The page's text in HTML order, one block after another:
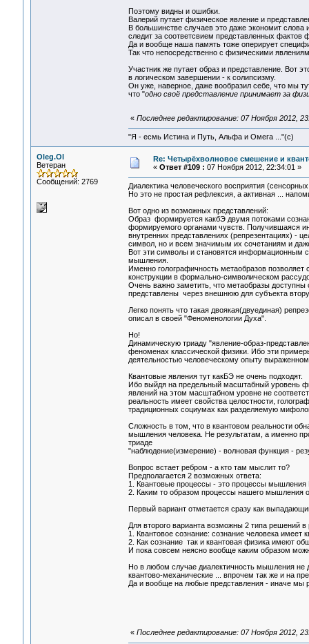
Поэтому видны и ошибки.
Валерий путает физическое явление и
В большинстве случаев это даже экономит
следит за соответсвием представленных фактов
Да и вообще наша память тоже оперирует
Так что непосредственно с физическими
Участник же путает образ и представление. Вот
в логическом завершении - к солипсизму.
Он уже, наверное, даже вообразил себе, что мы
что "одно своё представление принимает за
« Последнее редактирование: 07 Ноября 2012,
"Я - есмь Истина и Путь, Альфа и Омега ..."(с)
Oleg.Ol
Ветеран
Сообщений: 2769
Re: Четырёхволновое смешение и
« Ответ #109 : 07 Ноября 2012, 22:34:01 »
Диалектика человеческого восприятия
Но это не простая рефлексия, а активная ...
Вот одно из возможных представлений:
Образ формируется какбЭ двумя потоками
формируемого органами чувств. Получившаяся
внутренних представлениях (репрезентациях) -
символ, но и всем значимым их сочетаниям и
Вот эти символы и становятся информационным
мышления.
Именно голографичность метаобразов
конструкции в формально-символическом
Очень важно заметить, что метаобразы доступны
представлены через внешнюю для субъекта
Легко понять что такая двоякая(двуединая)
описал в своей "Феноменологии Духа".
Но!
Динамическую триаду "явление-образ-
феноменах классической физики. Ибо эти
деятельностью человеческому опыту
Квантовые явления тут какБЭ не очень подходят.
Ибо выйдя на предельный масштабный уровень
явлений на этом масштабном уровне не
реальность имеет свойства целостности,
традиционных социумах как разделяемую
Сложность в том, что в квантовом реальности
мышления человека. Не результатам, а именно
триаде
"наблюдение(измерение) - волновая функция -
Вопрос встает ребром - а кто там мыслит то?
Предполагается 2 возможных ответа:
1. Квантовые процессы - это процессы мышления
2. Каким то образом процессы нашего мышления
Первый вариант отметается сразу как
Для второго варианта возможны 2 типа решений в
1. Квантовое сознание: сознание человека имеет
2. Как сознание так и квантовая физика имеют
И пока совсем неясно вообще каким образом
Но в любом случае диалектичность мышления не
квантово-механические ... впрочем так же и на
Да и вообще на любые представления - иначе мы
« Последнее редактирование: 07 Ноября 2012,